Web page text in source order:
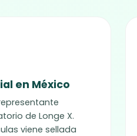
en México
de Longe X.
viene sellada